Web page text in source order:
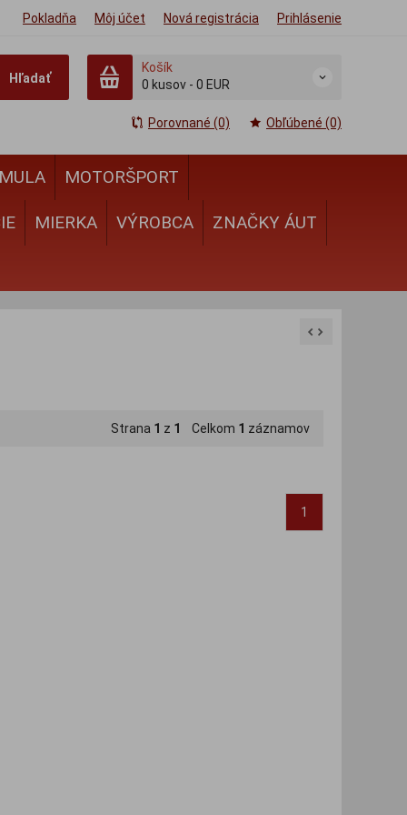
Pokladňa Môj účet Nová registrácia Prihlásenie
Hľadať
Košík
0 kusov - 0 EUR
Porovnané (0) Obľúbené (0)
MOTORŠPORT
MIERKA VÝROBCA ZNAČKY ÁUT
Strana 1 z 1 Celkom 1 záznamov
1